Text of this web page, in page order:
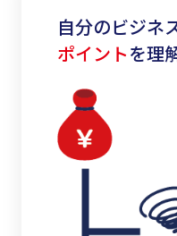
自分のビジネ
ポイントを理